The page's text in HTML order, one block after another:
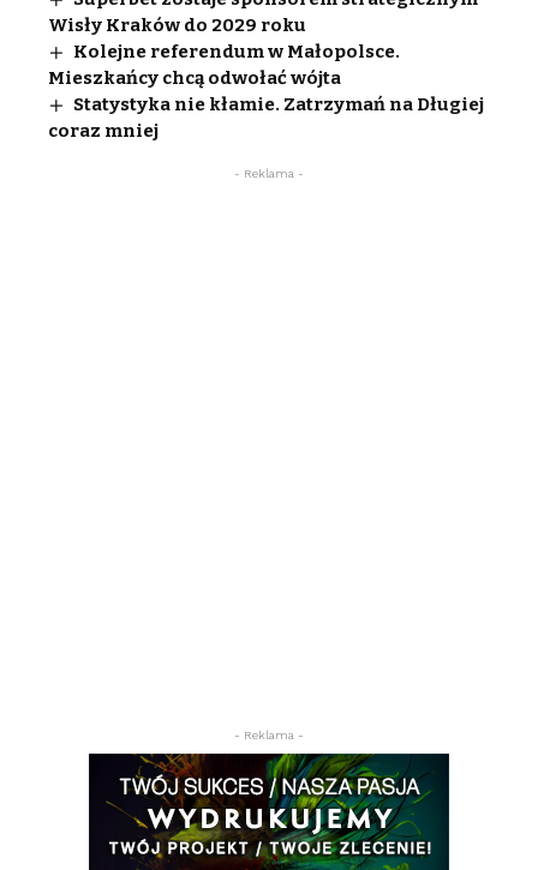
Wisły Kraków do 2029 roku
Kolejne referendum w Małopolsce.
Mieszkańcy chcą odwołać wójta
Statystyka nie kłamie. Zatrzymań na Długiej
coraz mniej
- Reklama -
- Reklama -